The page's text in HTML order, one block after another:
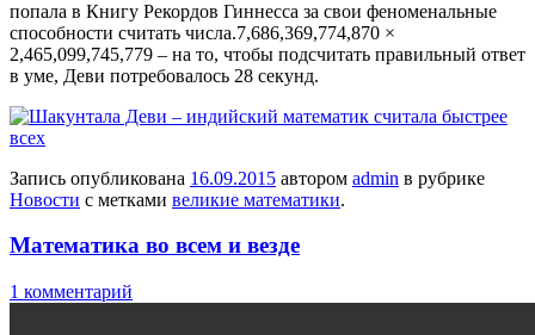
попала в Книгу Рекордов Гиннесса за свои феноменальные
способности считать числа.7,686,369,774,870 ×
2,465,099,745,779 – на то, чтобы подсчитать правильный ответ
в уме, Деви потребовалось 28 секунд.
Запись опубликована 16.09.2015 автором admin в рубрике
Новости с метками великие математики.
Математика во всем и везде
1 комментарий